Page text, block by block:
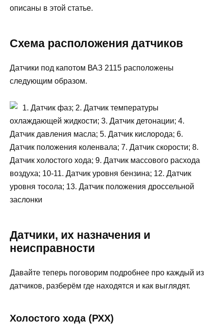
описаны в этой статье.
Схема расположения датчиков
Датчики под капотом ВАЗ 2115 расположены
следующим образом.
1. Датчик фаз; 2. Датчик температуры
охлаждающей жидкости; 3. Датчик детонации; 4.
Датчик давления масла; 5. Датчик кислорода; 6.
Датчик положения коленвала; 7. Датчик скорости; 8.
Датчик холостого хода; 9. Датчик массового расхода
воздуха; 10-11. Датчик уровня бензина; 12. Датчик
уровня тосола; 13. Датчик положения дроссельной
заслонки
Датчики, их назначения и
неисправности
Давайте теперь поговорим подробнее про каждый из
датчиков, разберём где находятся и как выглядят.
Холостого хода (РХХ)